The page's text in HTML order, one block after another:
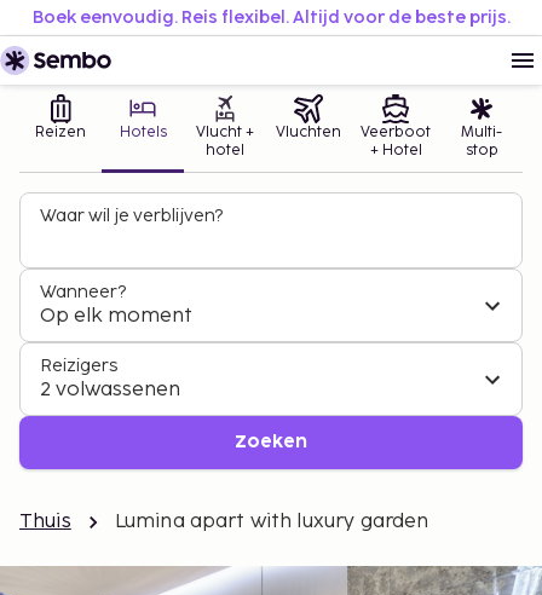
Boek eenvoudig. Reis flexibel. Altijd voor de beste prijs.
Reizen Hotels
Vlucht +
hotel
Vluchten
Veerboot
+ Hotel
Multi-
stop
Waar wil je verblijven?
Wanneer?
Op elk moment
Reizigers
2 volwassenen
Zoeken
Thuis Lumina apart with luxury garden